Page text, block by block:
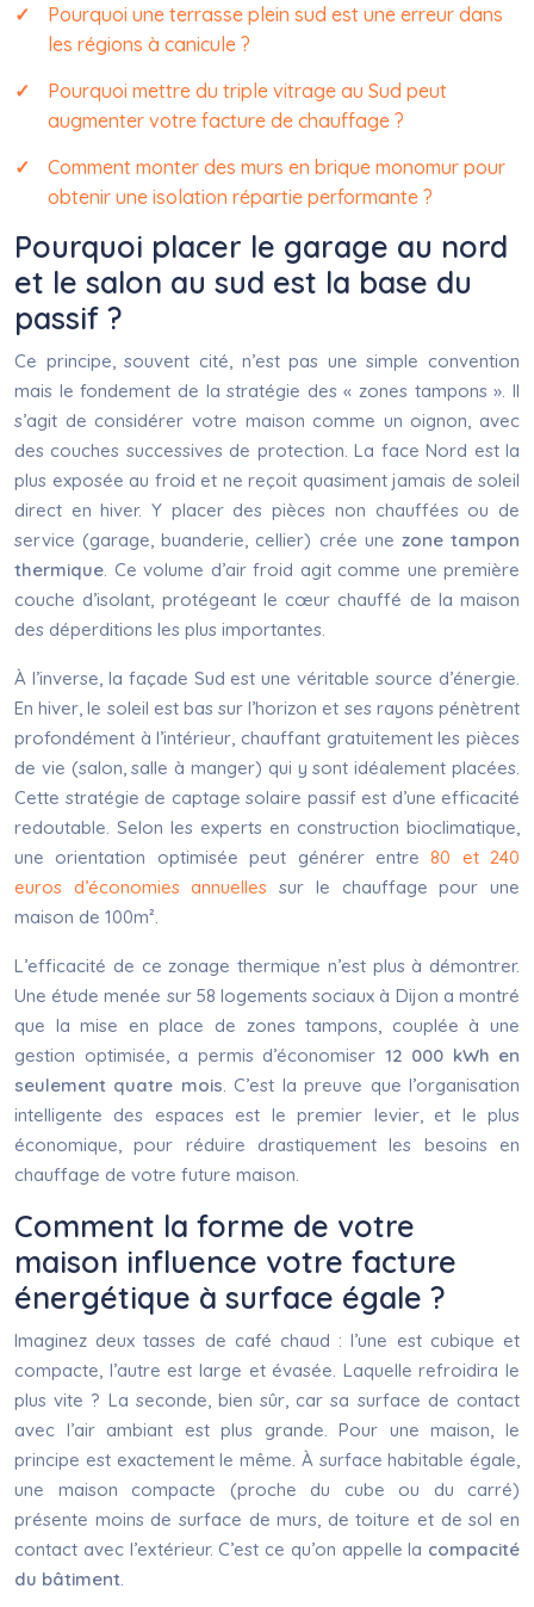
Pourquoi une terrasse plein sud est une erreur dans
les régions à canicule ?
Pourquoi mettre du triple vitrage au Sud peut
augmenter votre facture de chauffage ?
Comment monter des murs en brique monomur pour
obtenir une isolation répartie performante ?
Pourquoi placer le garage au nord
et le salon au sud est la base du
passif ?
Ce principe, souvent cité, n’est pas une simple convention
mais le fondement de la stratégie des « zones tampons ». Il
s’agit de considérer votre maison comme un oignon, avec
des couches successives de protection. La face Nord est la
plus exposée au froid et ne reçoit quasiment jamais de soleil
direct en hiver. Y placer des pièces non chauffées ou de
service (garage, buanderie, cellier) crée une zone tampon
thermique. Ce volume d’air froid agit comme une première
couche d’isolant, protégeant le cœur chauffé de la maison
des déperditions les plus importantes.
À l’inverse, la façade Sud est une véritable source d’énergie.
En hiver, le soleil est bas sur l’horizon et ses rayons pénètrent
profondément à l’intérieur, chauffant gratuitement les pièces
de vie (salon, salle à manger) qui y sont idéalement placées.
Cette stratégie de captage solaire passif est d’une efficacité
redoutable. Selon les experts en construction bioclimatique,
une orientation optimisée peut générer entre 80 et 240
euros d’économies annuelles sur le chauffage pour une
maison de 100m².
L’efficacité de ce zonage thermique n’est plus à démontrer.
Une étude menée sur 58 logements sociaux à Dijon a montré
que la mise en place de zones tampons, couplée à une
gestion optimisée, a permis d’économiser 12 000 kWh en
seulement quatre mois. C’est la preuve que l’organisation
intelligente des espaces est le premier levier, et le plus
économique, pour réduire drastiquement les besoins en
chauffage de votre future maison.
Comment la forme de votre
maison influence votre facture
énergétique à surface égale ?
Imaginez deux tasses de café chaud : l’une est cubique et
compacte, l’autre est large et évasée. Laquelle refroidira le
plus vite ? La seconde, bien sûr, car sa surface de contact
avec l’air ambiant est plus grande. Pour une maison, le
principe est exactement le même. À surface habitable égale,
une maison compacte (proche du cube ou du carré)
présente moins de surface de murs, de toiture et de sol en
contact avec l’extérieur. C’est ce qu’on appelle la compacité
du bâtiment.